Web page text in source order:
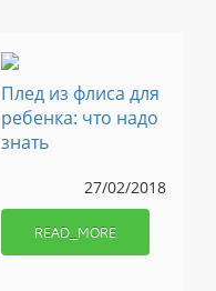
Плед из флиса для
ребенка: что надо
знать
27/02/2018
READ_MORE